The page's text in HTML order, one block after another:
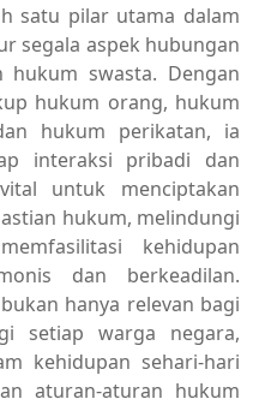
satu pilar utama dalam
segala aspek hubungan
swasta. Dengan
hukum orang, hukum
hukum perikatan, ia
interaksi pribadi dan
untuk menciptakan
hukum, melindungi
kehidupan
dan berkeadilan.
hanya relevan bagi
setiap warga negara,
kehidupan sehari-hari
aturan-aturan hukum